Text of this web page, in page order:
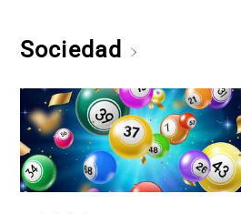
Sociedad